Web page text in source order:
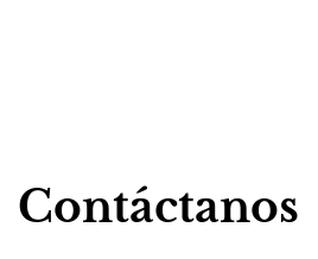
Contáctanos